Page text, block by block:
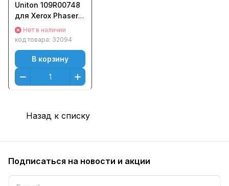
Uniton 109R00748
для Xerox Phaser
3116/ 3115/ 3120/
3121/ 3130 (3
(Black)
Нет в наличии
код товара: 32094
В корзину
Назад к списку
Подписаться на новости и акции